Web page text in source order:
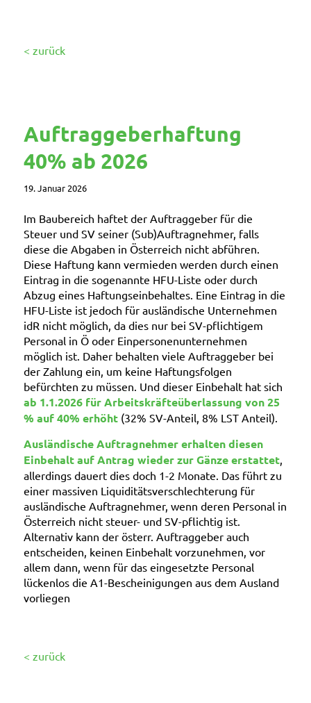
< zurück
Auftraggeberhaftung
40% ab 2026
19. Januar 2026
Im Baubereich haftet der Auftraggeber für die
Steuer und SV seiner (Sub)Auftragnehmer, falls
diese die Abgaben in Österreich nicht abführen.
Diese Haftung kann vermieden werden durch einen
Eintrag in die sogenannte HFU-Liste oder durch
Abzug eines Haftungseinbehaltes. Eine Eintrag in die
HFU-Liste ist jedoch für ausländische Unternehmen
idR nicht möglich, da dies nur bei SV-pflichtigem
Personal in Ö oder Einpersonenunternehmen
möglich ist. Daher behalten viele Auftraggeber bei
der Zahlung ein, um keine Haftungsfolgen
befürchten zu müssen. Und dieser Einbehalt hat sich
ab 1.1.2026 für Arbeitskräfteüberlassung von 25
% auf 40% erhöht(32% SV-Anteil, 8% LST Anteil).
Ausländische Auftragnehmer erhalten diesen
Einbehalt auf Antrag wieder zur Gänze erstattet,
allerdings dauert dies doch 1-2 Monate. Das führt zu
einer massiven Liquiditätsverschlechterung für
ausländische Auftragnehmer, wenn deren Personal in
Österreich nicht steuer- und SV-pflichtig ist.
Alternativ kann der österr. Auftraggeber auch
entscheiden, keinen Einbehalt vorzunehmen, vor
allem dann, wenn für das eingesetzte Personal
lückenlos die A1-Bescheinigungen aus dem Ausland
vorliegen
< zurück